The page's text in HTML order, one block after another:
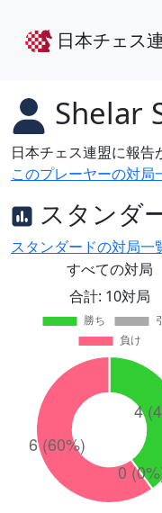
日本チェス
Shelar
日本チェス連盟に報
このプレーヤーの対局
スタンダ
スタンダードの対局一
すべての対局
合計: 10対局